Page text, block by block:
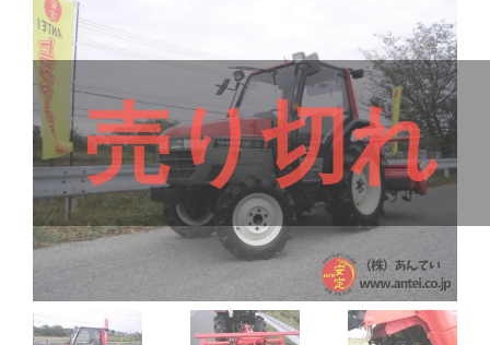
売り切れ